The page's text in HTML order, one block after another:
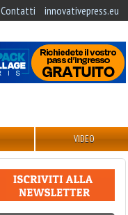
Contatti innovativepress.eu
VIDEO